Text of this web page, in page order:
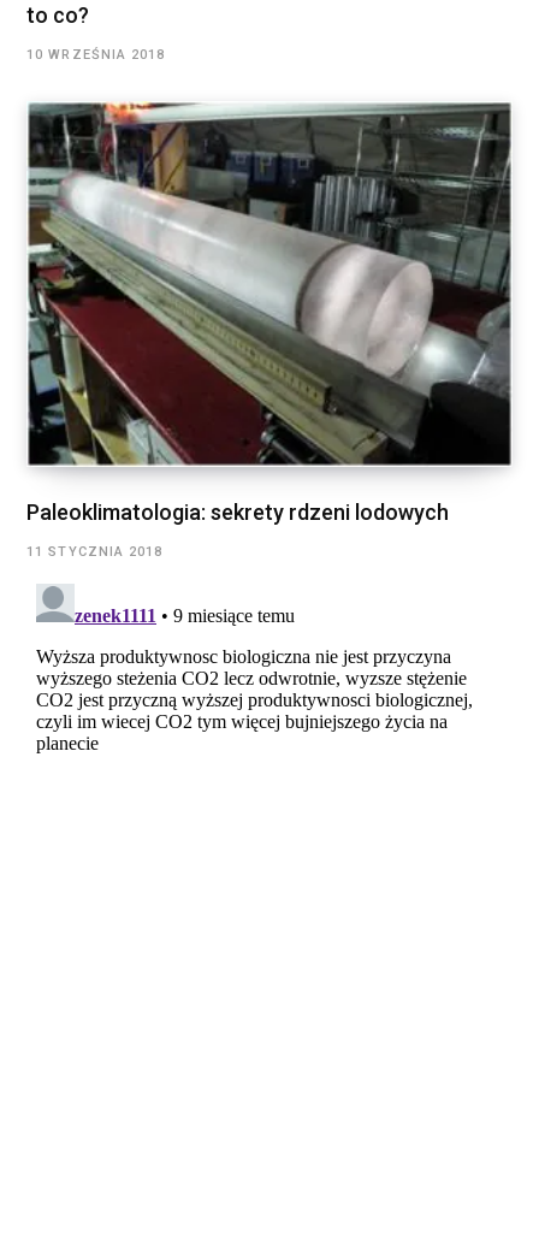
to co?
10 WRZEŚNIA 2018
Paleoklimatologia: sekrety rdzeni lodowych
11 STYCZNIA 2018